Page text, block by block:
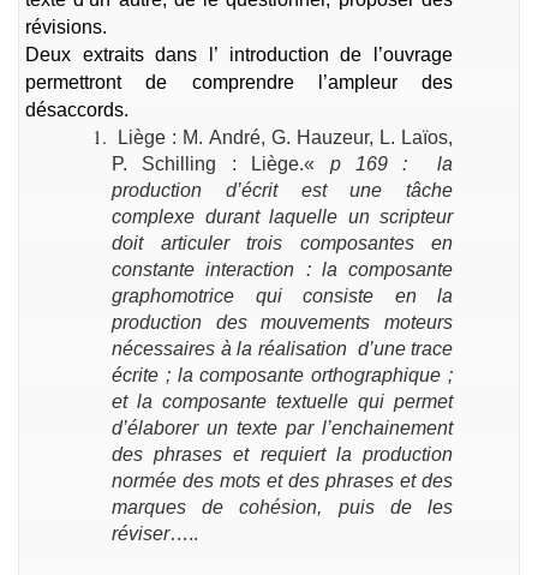
révisions.
Deux extraits dans l’ introduction de l’ouvrage
permettront de comprendre l’ampleur des
désaccords.
Liège : M. André, G. Hauzeur, L. Laïos,
P. Schilling : Liège.« p 169 : la
production d’écrit est une tâche
complexe durant laquelle un scripteur
doit articuler trois composantes en
constante interaction : la composante
graphomotrice qui consiste en la
production des mouvements moteurs
nécessaires à la réalisation d’une trace
écrite ; la composante orthographique ;
et la composante textuelle qui permet
d’élaborer un texte par l’enchainement
des phrases et requiert la production
normée des mots et des phrases et des
marques de cohésion, puis de les
réviser…..